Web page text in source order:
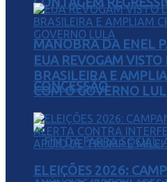
MANOBRA DA ENEL
CONCESSÃO
EUA REVOGAM
BRASILEIRA E
COM O GOVERNO
ELEIÇÕES 2026: